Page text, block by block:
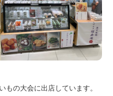
もの大会に出店しています。